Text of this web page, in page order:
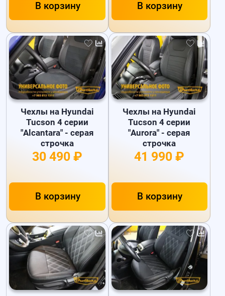
В корзину В корзину
Чехлы на Hyundai
Tucson 4 серии
"Alcantara" - серая
строчка
30 490 ₽
В корзину
Чехлы на Hyundai
Tucson 4 серии
"Aurora" - серая
строчка
41 990 ₽
В корзину